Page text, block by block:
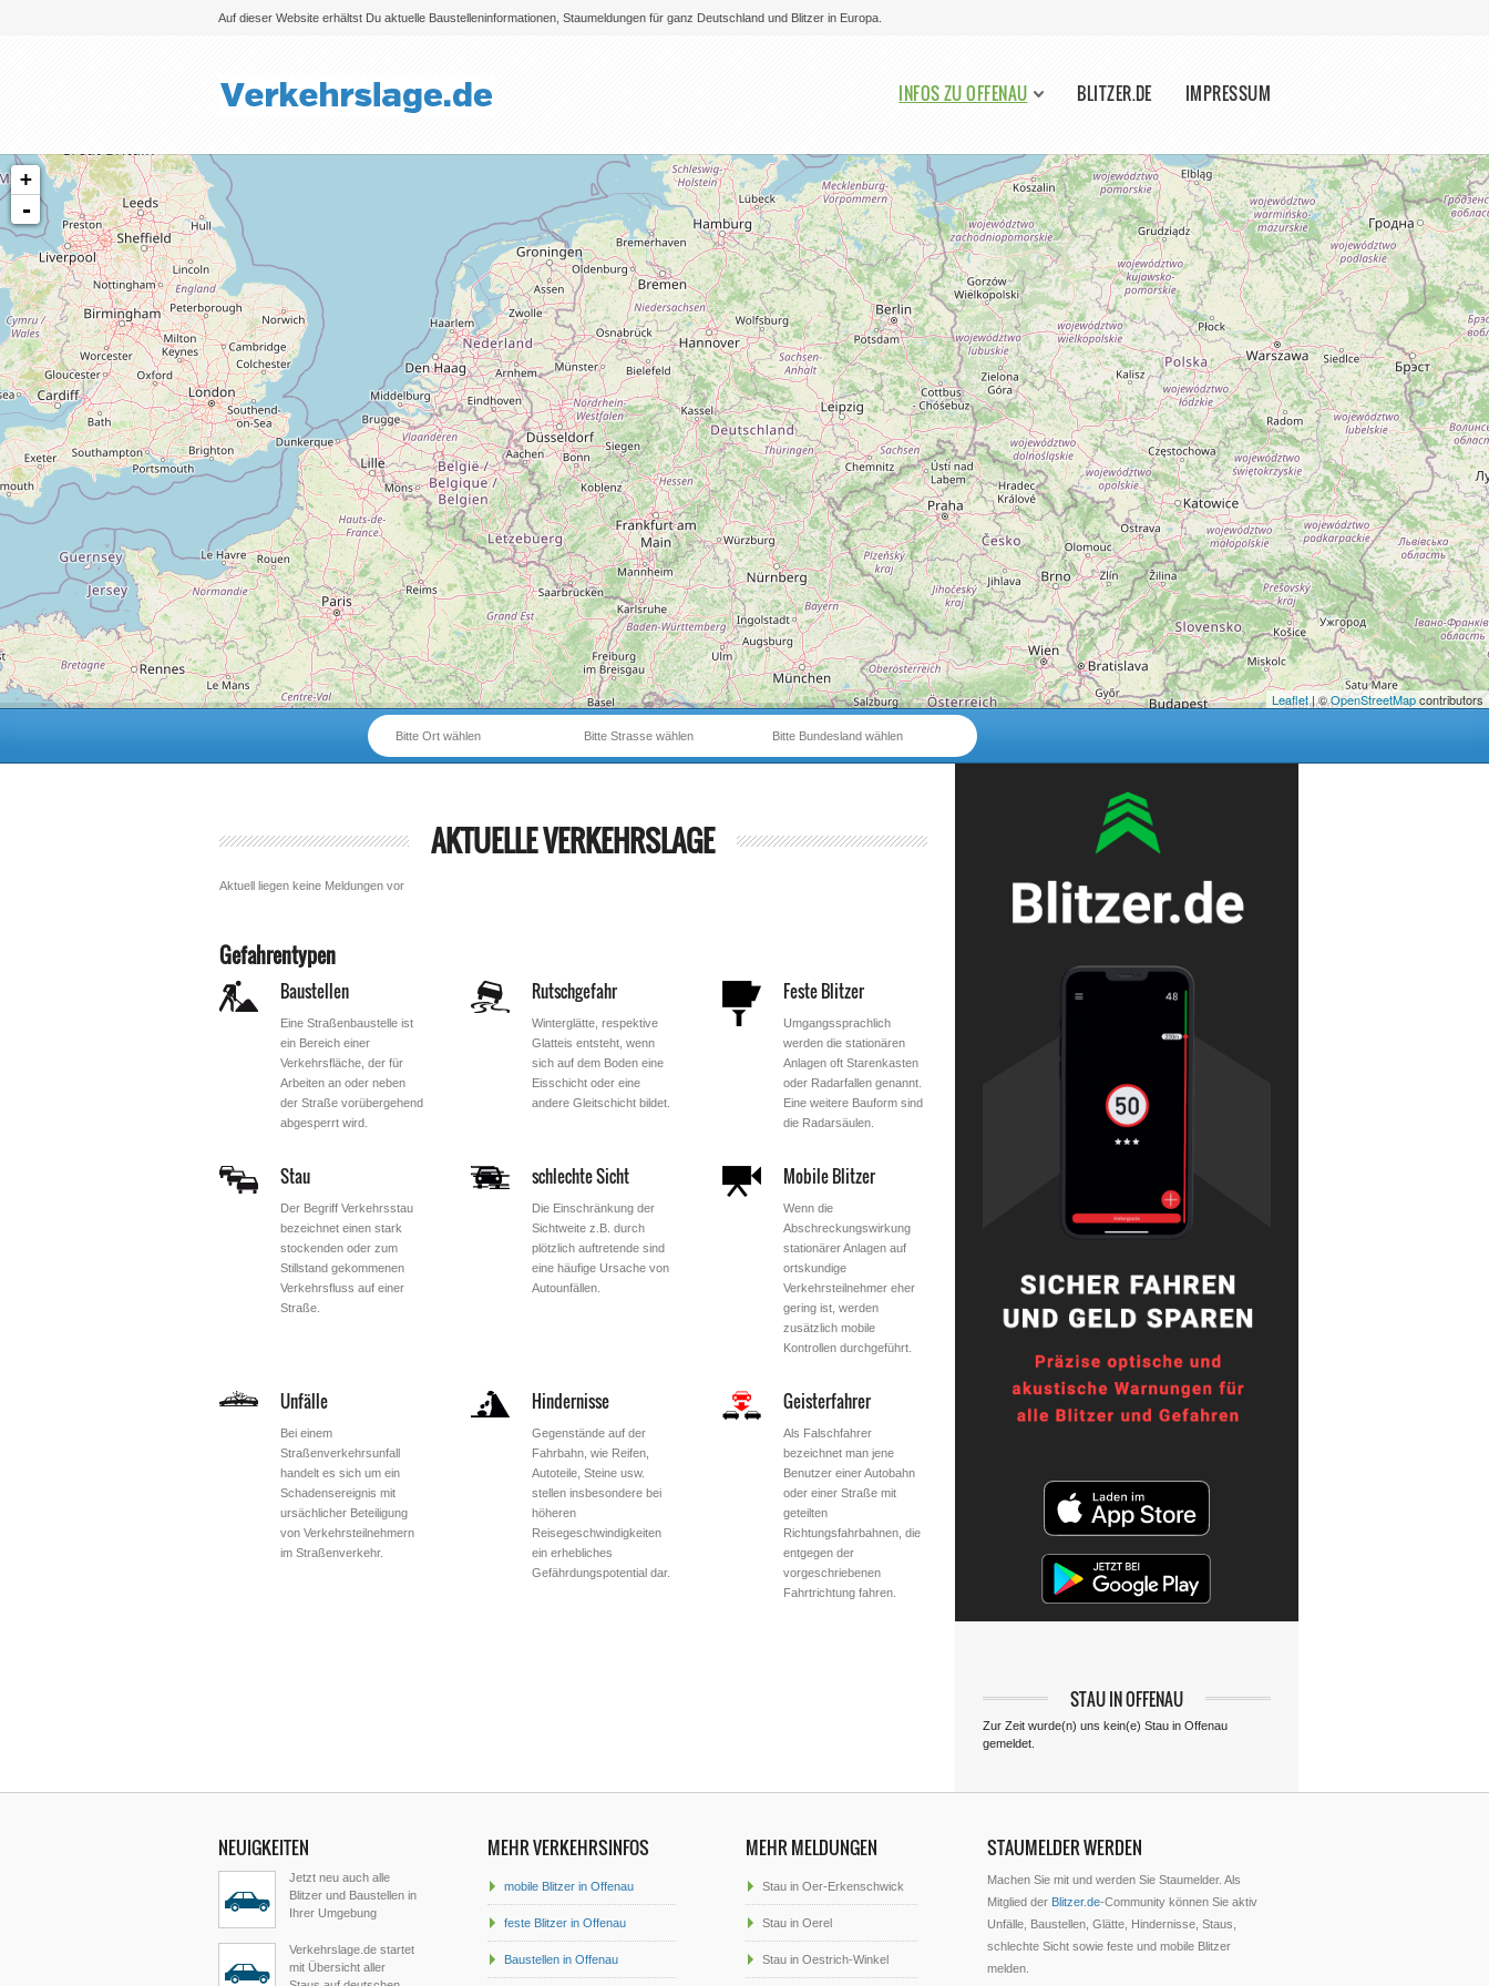
Auf dieser Website erhältst Du aktuelle Baustelleninformationen, Staumeldungen für ganz Deutschland und Blitzer in Europa.
Bitte auswählen
INFOS ZU OFFENAU BLITZER.DE IMPRESSUM
+
-
Leaflet| ©OpenStreetMapcontributors
Bitte Bundesland wählen
Bitte Strasse wählen
Bitte Ort wählen
AKTUELLE VERKEHRSLAGE
Aktuell liegen keine Meldungen vor
Gefahrentypen
Baustellen
Eine Straßenbaustelle ist
ein Bereich einer
Verkehrsfläche, der für
Arbeiten an oder neben
der Straße vorübergehend
abgesperrt wird.
Rutschgefahr
Winterglätte, respektive
Glatteis entsteht, wenn
sich auf dem Boden eine
Eisschicht oder eine
andere Gleitschicht bildet.
Feste Blitzer
Umgangssprachlich
werden die stationären
Anlagen oft Starenkasten
oder Radarfallen genannt.
Eine weitere Bauform sind
die Radarsäulen.
Stau
Der Begriff Verkehrsstau
bezeichnet einen stark
stockenden oder zum
Stillstand gekommenen
Verkehrsfluss auf einer
Straße.
schlechte Sicht
Die Einschränkung der
Sichtweite z.B. durch
plötzlich auftretende sind
eine häufige Ursache von
Autounfällen.
Mobile Blitzer
Wenn die
Abschreckungswirkung
stationärer Anlagen auf
ortskundige
Verkehrsteilnehmer eher
gering ist, werden
zusätzlich mobile
Kontrollen durchgeführt.
Unfälle
Bei einem
Straßenverkehrsunfall
handelt es sich um ein
Schadensereignis mit
ursächlicher Beteiligung
von Verkehrsteilnehmern
im Straßenverkehr.
Hindernisse
Gegenstände auf der
Fahrbahn, wie Reifen,
Autoteile, Steine usw.
stellen insbesondere bei
höheren
Reisegeschwindigkeiten
ein erhebliches
Gefährdungspotential dar.
Geisterfahrer
Als Falschfahrer
bezeichnet man jene
Benutzer einer Autobahn
oder einer Straße mit
geteilten
Richtungsfahrbahnen, die
entgegen der
vorgeschriebenen
Fahrtrichtung fahren.
STAU IN OFFENAU
Zur Zeit wurde(n) uns kein(e) Stau in Offenau
gemeldet.
NEUIGKEITEN
Jetzt neu auch alle
Blitzer und Baustellen in
Ihrer Umgebung
Verkehrslage.de startet
mit Übersicht aller
MEHR VERKEHRSINFOS
mobile Blitzer in Offenau
feste Blitzer in Offenau
Baustellen in Offenau
MEHR MELDUNGEN
Stau in Oer-Erkenschwick
Stau in Oerel
Stau in Oestrich-Winkel
STAUMELDER WERDEN
Machen Sie mit und werden Sie Staumelder. Als
Mitglied der Blitzer.de-Community können Sie aktiv
Unfälle, Baustellen, Glätte, Hindernisse, Staus,
schlechte Sicht sowie feste und mobile Blitzer
melden.